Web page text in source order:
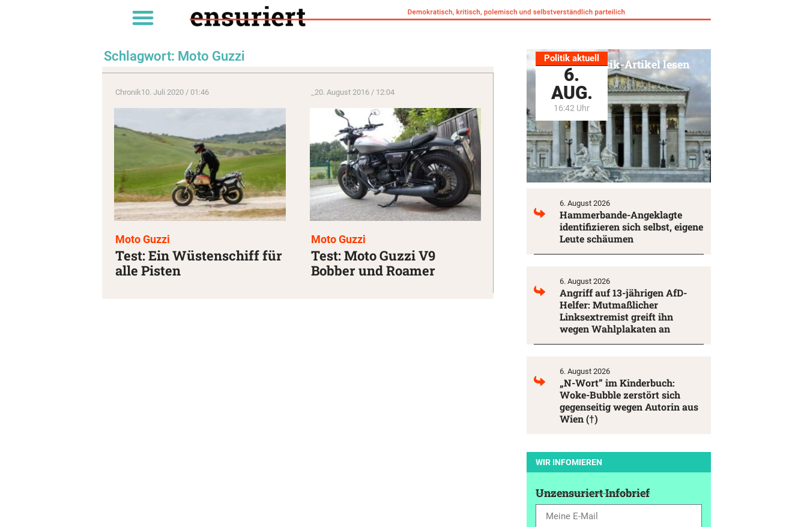
Schlagwort: Moto Guzzi
Chronik10. Juli 2020 / 01:46
Moto Guzzi
Test: Ein Wüstenschiff für
alle Pisten
20. August 2016 / 12:04
Moto Guzzi
Test: Moto Guzzi V9
Bobber und Roamer
Politik aktuell
6.
AUG.
16:42 Uhr
Alle Politik-Artikel lesen
6. August 2026
Hammerbande-Angeklagte
identifizieren sich selbst, eigene
Leute schäumen
6. August 2026
Angriff auf 13-jährigen AfD-
Helfer: Mutmaßlicher
Linksextremist greift ihn
wegen Wahlplakaten an
6. August 2026
„N-Wort” im Kinderbuch:
Woke-Bubble zerstört sich
gegenseitig wegen Autorin aus
Wien (†)
WIR INFOMIEREN
Unzensuriert Infobrief